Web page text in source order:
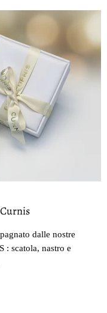
dalle nostre
: scatola, nastro e